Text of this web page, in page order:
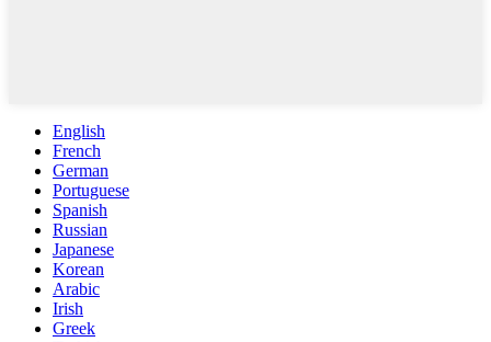
English
French
German
Portuguese
Spanish
Russian
Japanese
Korean
Arabic
Irish
Greek